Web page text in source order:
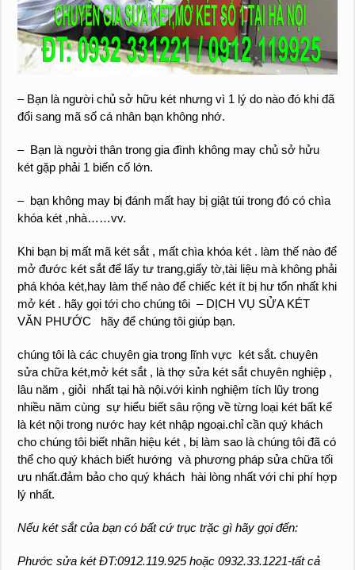
– Bạn là người chủ sở hữu két nhưng vì 1 lý do nào đó khi đã
đổi sang mã số cá nhân bạn không nhớ.
– Bạn là người thân trong gia đình không may chủ sở hửu
két gặp phải 1 biến cố lớn.
– bạn không may bị đánh mất hay bị giật túi trong đó có chìa
khóa két ,nhà……vv.
Khi bạn bị mất mã két sắt , mất chìa khóa két . làm thế nào để
mở đước két sắt để lấy tư trang,giấy tờ,tài liệu mà không phải
phá khóa két,hay làm thế nào để chiếc két ít bị hư tổn nhất khi
mở két . hãy gọi tới cho chúng tôi – DỊCH VỤ SỬA KÉT
VĂN PHƯỚC hãy để chúng tôi giúp bạn.
chúng tôi là các chuyên gia trong lĩnh vực két sắt. chuyên
sửa chữa két,mở két sắt , là thợ sửa két sắt chuyên nghiệp ,
lâu năm , giỏi nhất tại hà nội.với kinh nghiệm tích lũy trong
nhiều năm cùng sự hiểu biết sâu rộng về từng loại két bất kể
là két nội trong nước hay két nhập ngoại.chỉ cần quý khách
cho chúng tôi biết nhãn hiệu két , bị làm sao là chúng tôi đã có
thể cho quý khách biết hướng và phương pháp sửa chữa tối
ưu nhất.đảm bảo cho quý khách hài lòng nhất với chi phí hợp
lý nhất.
Nếu két sắt của bạn có bất cứ trục trặc gì hãy gọi đến:
Phước sửa két ĐT:0912.119.925 hoặc 0932.33.1221-tất cả